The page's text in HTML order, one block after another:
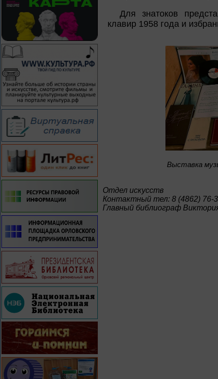
Для знатоков
клавир 1958 года и
Bыставка
Отдел искусств
Контактный тел: 8 (4862) 76-
Главный библиограф